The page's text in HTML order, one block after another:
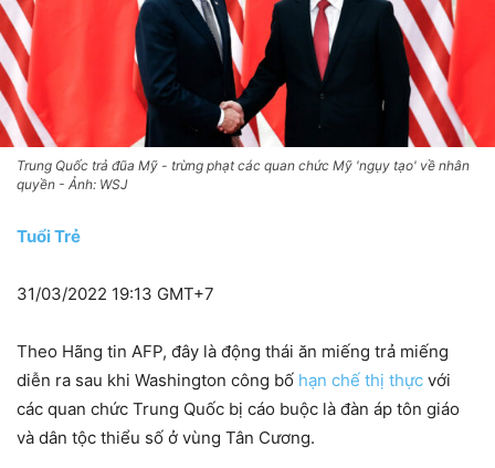
Trung Quốc trả đũa Mỹ - trừng phạt các quan chức Mỹ 'ngụy tạo' về nhân
quyền - Ảnh: WSJ
Tuổi Trẻ
31/03/2022 19:13 GMT+7
Theo Hãng tin AFP, đây là động thái ăn miếng trả miếng
diễn ra sau khi Washington công bố hạn chế thị thực với
các quan chức Trung Quốc bị cáo buộc là đàn áp tôn giáo
và dân tộc thiểu số ở vùng Tân Cương.